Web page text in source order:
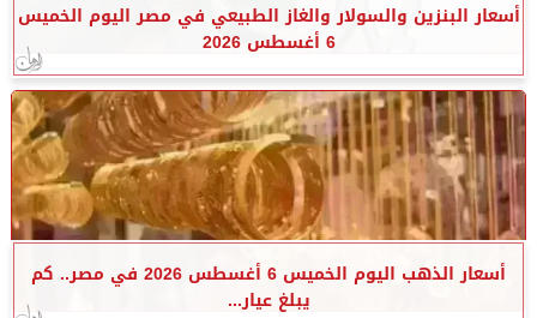
أسعار البنزين والسولار والغاز الطبيعي في مصر اليوم الخميس
6 أغسطس 2026
أسعار الذهب اليوم الخميس 6 أغسطس 2026 في مصر.. كم
يبلغ عيار...